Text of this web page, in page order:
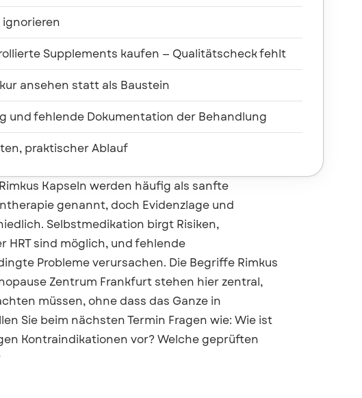
ignorieren
Supplements kaufen — Qualitätscheck fehlt
ansehen statt als Baustein
und fehlende Dokumentation der Behandlung
praktischer Ablauf
Kapseln werden häufig als sanfte
genannt, doch Evidenzlage und
Selbstmedikation birgt Risiken,
sind möglich, und fehlende
Probleme verursachen. Die Begriffe Rimkus
Zentrum Frankfurt stehen hier zentral,
müssen, ohne dass das Ganze in
Sie beim nächsten Termin Fragen wie: Wie ist
Kontraindikationen vor? Welche geprüften